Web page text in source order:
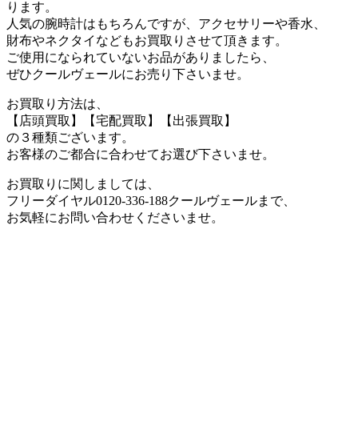
ります。
人気の腕時計はもちろんですが、アクセサリーや香水、
財布やネクタイなどもお買取りさせて頂きます。
ご使用になられていないお品がありましたら、
ぜひクールヴェールにお売り下さいませ。
お買取り方法は、
【店頭買取】【宅配買取】【出張買取】
の３種類ございます。
お客様のご都合に合わせてお選び下さいませ。
お買取りに関しましては、
フリーダイヤル0120-336-188クールヴェールまで、
お気軽にお問い合わせくださいませ。